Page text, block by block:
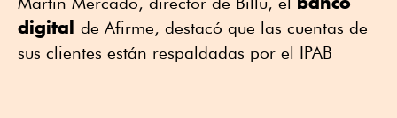
digital de Afirme, destacó que las cuentas de
sus clientes están respaldadas por el IPAB